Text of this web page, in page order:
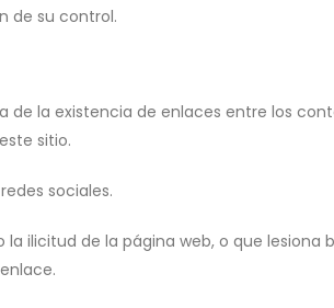
de su control.
de la existencia de enlaces entre los
sitio.
sociales.
ilicitud de la página web, o que